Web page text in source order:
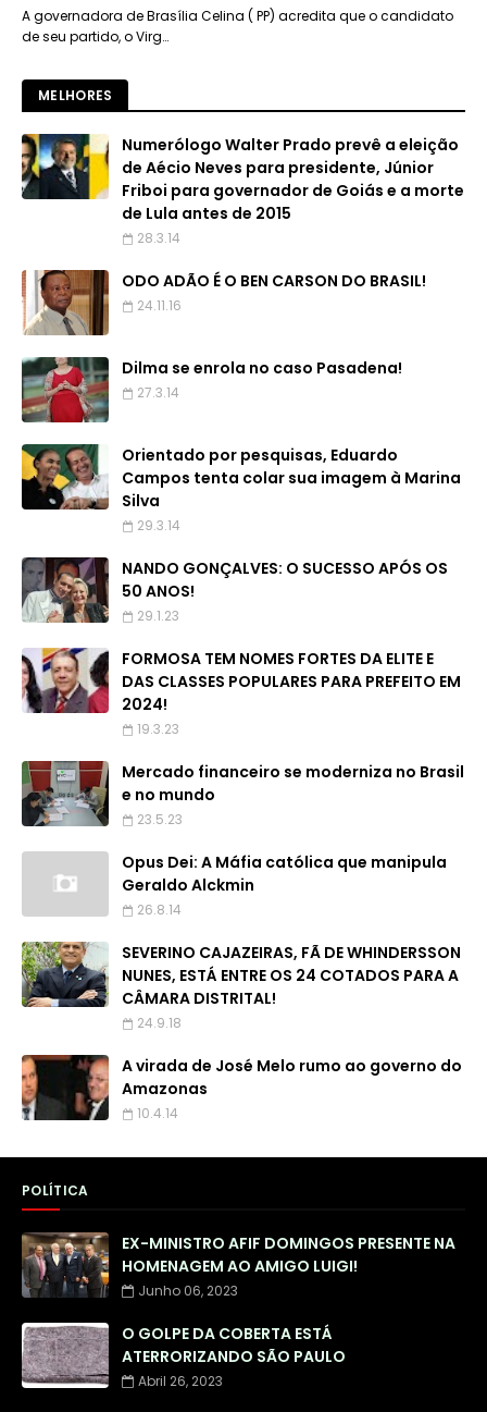
A governadora de Brasília Celina ( PP) acredita que o candidato
de seu partido, o Virg…
MELHORES
Numerólogo Walter Prado prevê a eleição
de Aécio Neves para presidente, Júnior
Friboi para governador de Goiás e a morte
de Lula antes de 2015
28.3.14
ODO ADÃO É O BEN CARSON DO BRASIL!
24.11.16
Dilma se enrola no caso Pasadena!
27.3.14
Orientado por pesquisas, Eduardo
Campos tenta colar sua imagem à Marina
Silva
29.3.14
NANDO GONÇALVES: O SUCESSO APÓS OS
50 ANOS!
29.1.23
FORMOSA TEM NOMES FORTES DA ELITE E
DAS CLASSES POPULARES PARA PREFEITO EM
2024!
19.3.23
Mercado financeiro se moderniza no Brasil
e no mundo
23.5.23
Opus Dei: A Máfia católica que manipula
Geraldo Alckmin
26.8.14
SEVERINO CAJAZEIRAS, FÃ DE WHINDERSSON
NUNES, ESTÁ ENTRE OS 24 COTADOS PARA A
CÂMARA DISTRITAL!
24.9.18
A virada de José Melo rumo ao governo do
Amazonas
10.4.14
POLÍTICA
EX-MINISTRO AFIF DOMINGOS PRESENTE NA
HOMENAGEM AO AMIGO LUIGI!
Junho 06, 2023
O GOLPE DA COBERTA ESTÁ
ATERRORIZANDO SÃO PAULO
Abril 26, 2023